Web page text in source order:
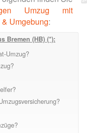
Umzug mit
Umgebung:
Bremen (HB) (*):
Umzug?